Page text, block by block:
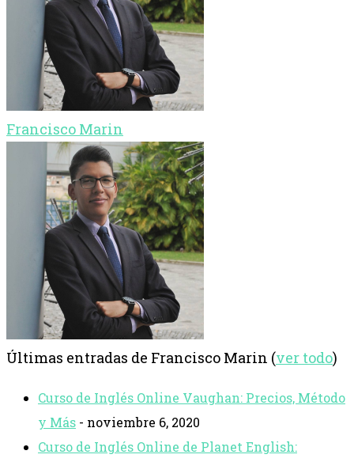
Francisco Marin
Últimas entradas de Francisco Marin (ver todo)
Curso de Inglés Online Vaughan: Precios, Método
y Más - noviembre 6, 2020
Curso de Inglés Online de Planet English: